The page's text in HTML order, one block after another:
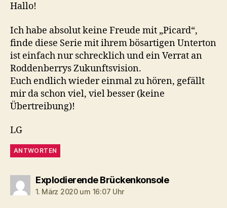
Hallo!
Ich habe absolut keine Freude mit „Picard“,
finde diese Serie mit ihrem bösartigen Unterton
ist einfach nur schrecklich und ein Verrat an
Roddenberrys Zukunftsvision.
Euch endlich wieder einmal zu hören, gefällt
mir da schon viel, viel besser (keine
Übertreibung)!
LG
ANTWORTEN
Explodierende Brückenkonsolesagt:
1. März 2020 um 16:07 Uhr